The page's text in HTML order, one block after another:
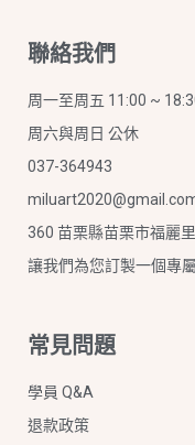
聯絡我們
周一至周五 11:00 ~
周六與周日 公休
037-364943
360 苗栗縣苗栗市福麗
讓我們為您訂製一個專
常見問題
學員 Q&A
退款政策